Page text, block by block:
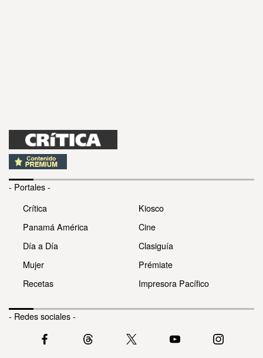
- Portales -
Crítica
Panamá América
Día a Día
Mujer
Recetas
Kiosco
Cine
Clasiguía
Prémiate
Impresora Pacífico
- Redes sociales -